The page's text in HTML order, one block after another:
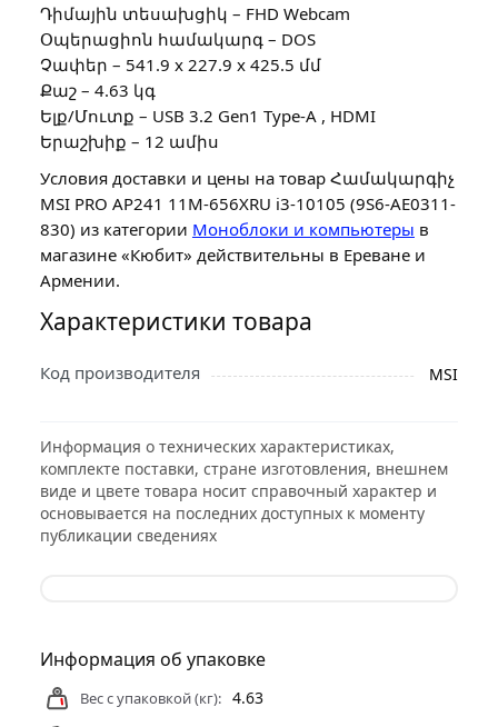
Դիմային տեսախցիկ – FHD Webcam
Օպերացիոն համակարգ – DOS
Չափեր – 541.9 x 227.9 x 425.5 մմ
Քաշ – 4.63 կգ
Ելք/Մուտք – USB 3.2 Gen1 Type-A , HDMI
Երաշխիք – 12 ամիս
Условия доставки и цены на товар Համակարգիչ
MSI PRO AP241 11M-656XRU i3-10105 (9S6-AE0311-
830) из категории Моноблоки и компьютеры в
магазине «Кюбит» действительны в Ереване и
Армении.
Характеристики товара
Код производителя MSI
Информация о технических характеристиках,
комплекте поставки, стране изготовления, внешнем
виде и цвете товара носит справочный характер и
основывается на последних доступных к моменту
публикации сведениях
Информация об упаковке
Вес с упаковкой (кг): 4.63